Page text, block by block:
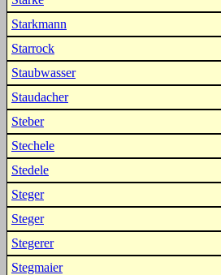
Starkmann
Starrock
Staubwasser
Staudacher
Steber
Stechele
Stedele
Steger
Steger
Stegerer
Stegmaier